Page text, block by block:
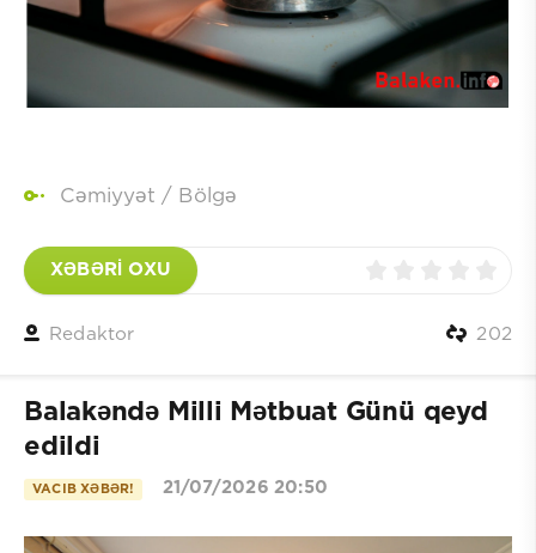
Cəmiyyət / Bölgə
XƏBƏRİ OXU
Redaktor 202
Balakəndə Milli Mətbuat Günü qeyd
edildi
VACIB XƏBƏR! 21/07/2026 20:50